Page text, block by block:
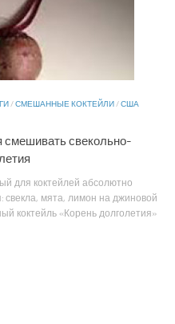
/СМЕШАННЫЕ КОКТЕЙЛИ/США
смешивать свекольно-
для коктейлей абсолютно
свекла, мята, лимон на джиновой
коктейль «Корень долголетия»